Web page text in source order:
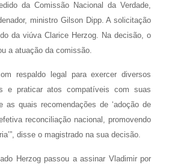
da Comissão Nacional da Verdade,
ministro Gilson Dipp. A solicitação
da viúva Clarice Herzog. Na decisão, o
a atuação da comissão.
respaldo legal para exercer diversos
e praticar atos compatíveis com suas
as quais recomendações de ‘adoção de
reconciliação nacional, promovendo
disse o magistrado na sua decisão.
Herzog passou a assinar Vladimir por